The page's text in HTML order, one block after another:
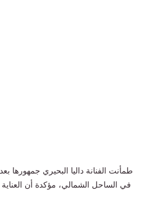
طمأنت الفنانة داليا البحيري جمهورها
في الساحل الشمالي، مؤكدة أن العناية